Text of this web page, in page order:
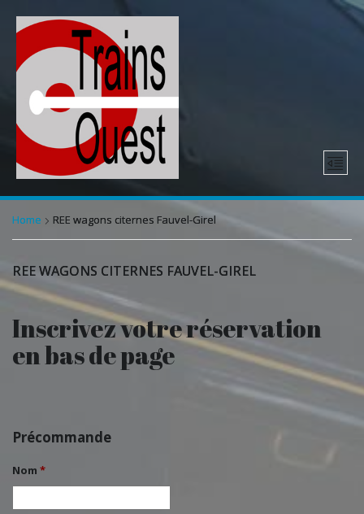
Home REE wagons citernes Fauvel-Girel
REE WAGONS CITERNES FAUVEL-GIREL
Inscrivez votre réservation
en bas de page
Précommande
Nom *